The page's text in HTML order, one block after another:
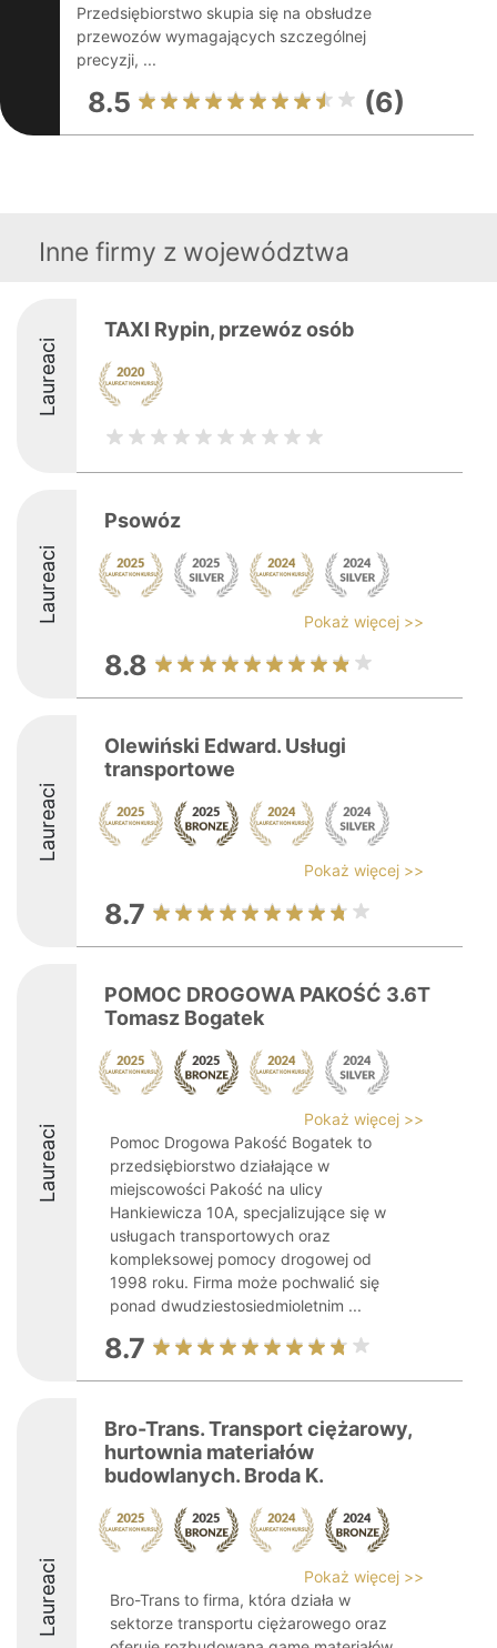
Przedsiębiorstwo skupia się na obsłudze
przewozów wymagających szczególnej
precyzji, ...
8.5 (6)
Inne firmy z województwa
Laureaci
TAXI Rypin, przewóz osób
Laureaci
Psowóz
Pokaż więcej >>
8.8
Laureaci
Olewiński Edward. Usługi
transportowe
Pokaż więcej >>
8.7
Laureaci
POMOC DROGOWA PAKOŚĆ 3.6T
Tomasz Bogatek
Pokaż więcej >>
Pomoc Drogowa Pakość Bogatek to
przedsiębiorstwo działające w
miejscowości Pakość na ulicy
Hankiewicza 10A, specjalizujące się w
usługach transportowych oraz
kompleksowej pomocy drogowej od
1998 roku. Firma może pochwalić się
ponad dwudziestosiedmioletnim ...
8.7
Laureaci
Bro-Trans. Transport ciężarowy,
hurtownia materiałów
budowlanych. Broda K.
Pokaż więcej >>
Bro-Trans to firma, która działa w
sektorze transportu ciężarowego oraz